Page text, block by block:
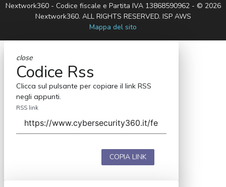
Nextwork360 - Codice fiscale e Partita IVA 13868590962 - © 2026
Nextwork360. ALL RIGHTS RESERVED. ISP AWS
Mappa del sito
close
Codice Rss
Clicca sul pulsante per copiare il link RSS
negli appunti.
RSS link
COPIA LINK